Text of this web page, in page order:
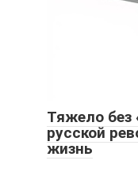
Тяжело без
русской
жизнь